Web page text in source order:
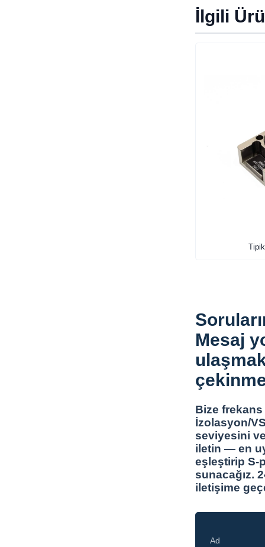
İlgili
Mesaj
Bize frekans
İzolasyon/
seviyesini
iletin — en
eşleştirip S-
sunacağız.
iletişime
Ad